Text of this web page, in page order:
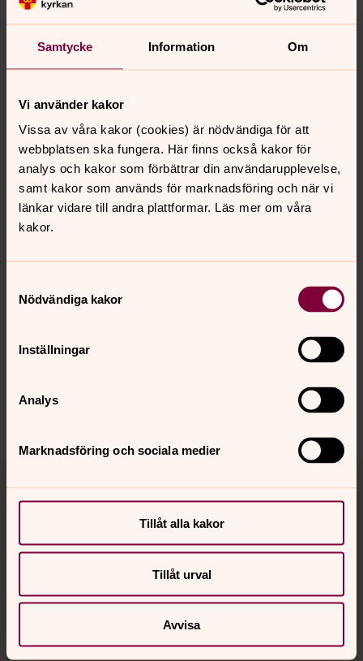
Samtycke Information Om
Vi använder kakor
Vissa av våra kakor (cookies) är nödvändiga för att
webbplatsen ska fungera. Här finns också kakor för
analys och kakor som förbättrar din användarupplevelse,
samt kakor som används för marknadsföring och när vi
länkar vidare till andra plattformar. Läs mer om våra
kakor.
Nödvändiga kakor
Inställningar
Analys
Marknadsföring och sociala medier
Tillåt alla kakor
Tillåt urval
Avvisa
ruumis vietiin hautaan, joka oli lähellä
ristiinnaulitsemispaikkaa.
Pitkäperjantain jumalanpalveluksessa on läsnä hiljainen
ja vakava tunnelma. Ei soiteta kirkonkelloja eikä musiikki-
instrumentteja. Alttarille on kiirastorstain iltana laitettu
maljakko, jossa on viisi ruusua. Ne kuvaavat Jeesuksen
viittä haavaa. Pitkäperjantain jumalanpalveluksissa
seurataan kertomusta Jeesuksen ristiinnaulitsemisesta.
Jumalani, Jumalani, miksi minut
innehåll?
e
Kontakt